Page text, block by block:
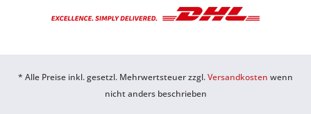
* Alle Preise inkl. gesetzl. Mehrwertsteuer zzgl.Versandkosten wenn
nicht anders beschrieben